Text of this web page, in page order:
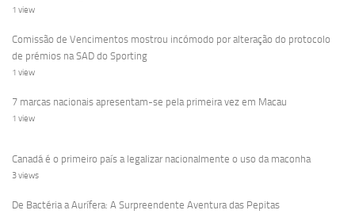
1 view
Comissão de Vencimentos mostrou incómodo por alteração do protocolo
de prémios na SAD do Sporting
1 view
7 marcas nacionais apresentam-se pela primeira vez em Macau
1 view
Canadá é o primeiro país a legalizar nacionalmente o uso da maconha
3 views
De Bactéria a Aurífera: A Surpreendente Aventura das Pepitas